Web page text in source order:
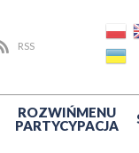
RSS
ROZWIŃMENU
PARTYCYPACJA